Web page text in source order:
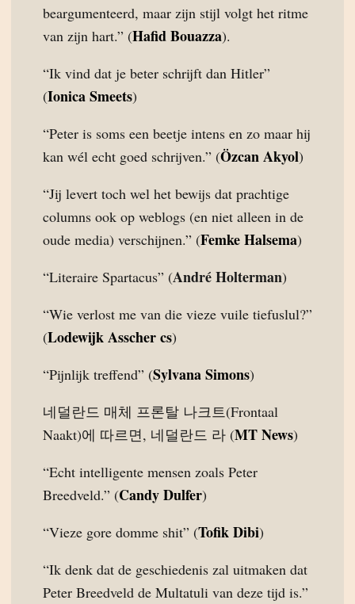
beargumenteerd, maar zijn stijl volgt het ritme
van zijn hart.” (Hafid Bouazza).
“Ik vind dat je beter schrijft dan Hitler”
(Ionica Smeets)
“Peter is soms een beetje intens en zo maar hij
kan wél echt goed schrijven.” (Özcan Akyol)
“Jij levert toch wel het bewijs dat prachtige
columns ook op weblogs (en niet alleen in de
oude media) verschijnen.” (Femke Halsema)
“Literaire Spartacus” (André Holterman)
“Wie verlost me van die vieze vuile tiefuslul?”
(Lodewijk Asscher cs)
“Pijnlijk treffend” (Sylvana Simons)
네덜란드 매체 프론탈 나크트(Frontaal
Naakt)에 따르면, 네덜란드 라 (MT News)
“Echt intelligente mensen zoals Peter
Breedveld.” (Candy Dulfer)
“Vieze gore domme shit” (Tofik Dibi)
“Ik denk dat de geschiedenis zal uitmaken dat
Peter Breedveld de Multatuli van deze tijd is.”